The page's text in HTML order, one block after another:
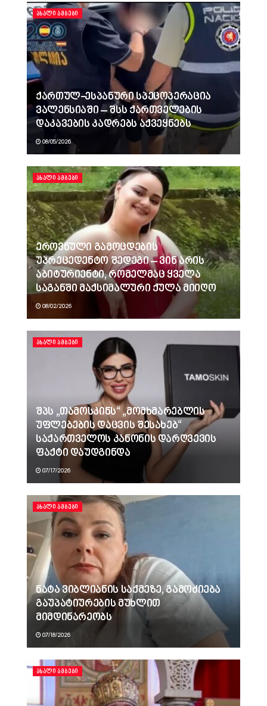
ᲐᲮᲐᲚᲘ ᲐᲛᲑᲔᲑᲘ
ქართულ-ესპანური სპეცოპერაცია
ვალენსიაში – შსს ქართველების
დაკავების კადრებს აქვეყნებს
08/05/2026
ᲐᲮᲐᲚᲘ ᲐᲛᲑᲔᲑᲘ
ეროვნული გამოცდების
უპრეცედენტო შედეგი – ვინ არის
აბიტურიენტი, რომელმაც ყველა
საგანში მაქსიმალური ქულა მიიღო
08/02/2026
ᲐᲮᲐᲚᲘ ᲐᲛᲑᲔᲑᲘ
შპს „თამოსკინს“ „მომხმარებლის
უფლებების დაცვის შესახებ“
საქართველოს კანონის დარღვევის
ფაქტი დაუდგინდა
07/17/2026
ᲐᲮᲐᲚᲘ ᲐᲛᲑᲔᲑᲘ
ნატა ვიბლიანის საქმეზე, გამოძიება
გაუპატიურების მუხლით
მიმდინარეობს
07/18/2026
ᲐᲮᲐᲚᲘ ᲐᲛᲑᲔᲑᲘ